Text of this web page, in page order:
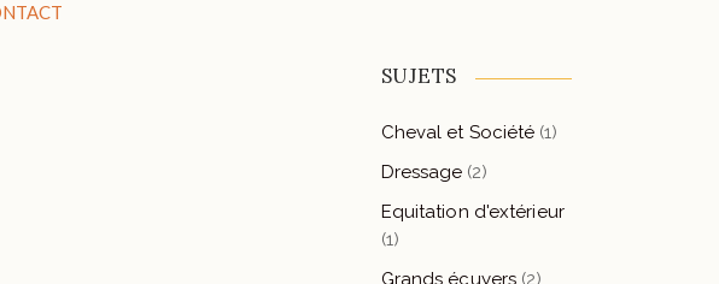
SUJETS
Cheval et Société (1)
Dressage (2)
Equitation d'extérieur
(1)
Grands écuyers (2)